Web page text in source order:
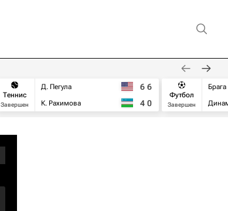
Теннис
Завершен
Д. Пегула
К. Рахимова
6 6
4 0
Футбол
Завершен
Брага